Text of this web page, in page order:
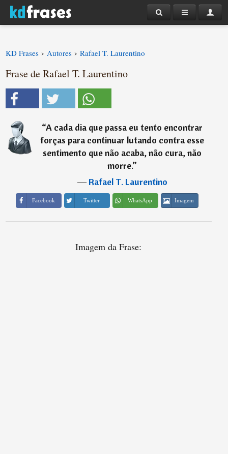
KD Frases › Autores › Rafael T. Laurentino
Frase de Rafael T. Laurentino
“A cada dia que passa eu tento encontrar
forças para continuar lutando contra esse
sentimento que não acaba, não cura, não
morre.”
―Rafael T. Laurentino
Facebook Twitter WhatsApp Imagem
Imagem da Frase: